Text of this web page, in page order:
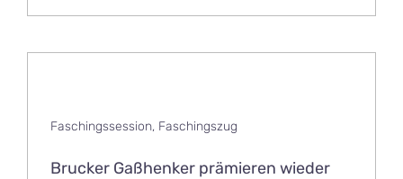
Faschingssession, Faschingszug
Brucker Gaßhenker prämieren wieder